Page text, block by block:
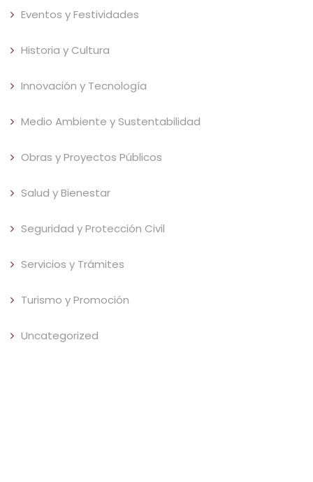
Eventos y Festividades
Historia y Cultura
Innovación y Tecnología
Medio Ambiente y Sustentabilidad
Obras y Proyectos Públicos
Salud y Bienestar
Seguridad y Protección Civil
Servicios y Trámites
Turismo y Promoción
Uncategorized